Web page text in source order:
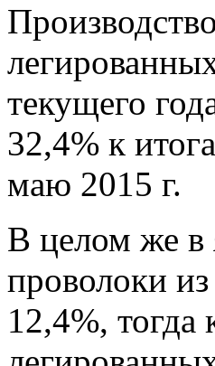
текущего
32,4% к
маю 2015 г.
В целом же в
проволоки
12,4%,